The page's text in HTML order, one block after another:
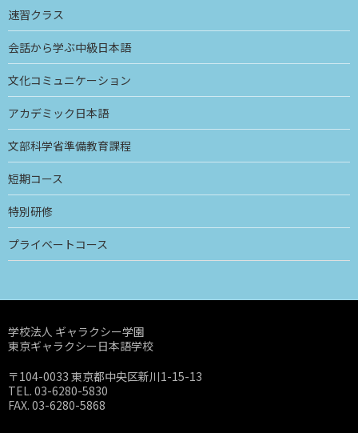
速習クラス
会話から学ぶ中級日本語
文化コミュニケーション
アカデミック日本語
文部科学省準備教育課程
短期コース
特別研修
プライベートコース
学校法人 ギャラクシー学園
東京ギャラクシー日本語学校
〒104-0033 東京都中央区新川1-15-13
TEL. 03-6280-5830
FAX. 03-6280-5868